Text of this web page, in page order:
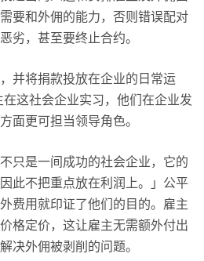
要和外佣的能力，否则错误配对
劣，甚至要终止合约。
并将捐款投放在企业的日常运
这社会企业实习，他们在企业发
面更可担当领导角色。
只是一间成功的社会企业，它的
此不把重点放在利润上。」公平
费用就印证了他们的目的。雇主
格定价，这让雇主无需额外付出
决外佣被剥削的问题。